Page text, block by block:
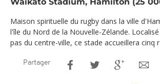
Maison spirituelle du rugby dans la ville
l'île du Nord de la Nouvelle-Zélande.
pas du centre-ville, ce stade accueillera cinq
Partager